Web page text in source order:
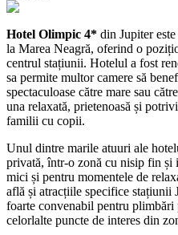
Hotel Olimpic 4* din Jupiter
la Marea Neagră, oferind o
centrul stațiunii. Hotelul a fost
sa permite multor camere să
spectaculoase către mare sau
una relaxată, prietenoasă și
familii cu copii.
Unul dintre marile atuuri ale
privată, într-o zonă cu nisip fin și
mici și pentru momentele de
află și atracțiile specifice
foarte convenabil pentru plimbări
celorlalte puncte de interes din